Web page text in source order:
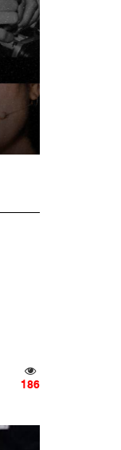
186